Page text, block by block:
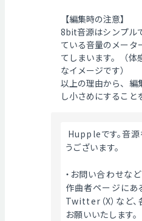
【編集時の注意】
8bit音源はシンプル
ている音量のメータ
てしまいます。（体
なイメージです）
以上の理由から、編
し小さめにすること
うございます。
・お問い合わせな
作曲者ページにあ
Twitter（X）など
お願いいたします。